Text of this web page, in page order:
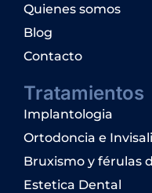
Quienes somos
Blog
Contacto
Tratamientos
Implantologia
Ortodoncia e
Bruxismo y férulas
Estetica Dental